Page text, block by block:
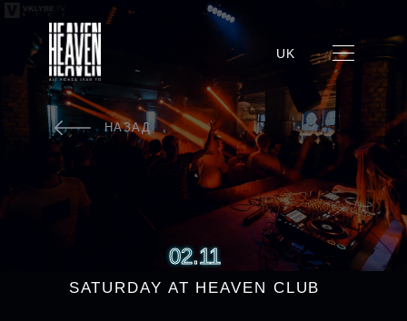
UK
НАЗАД
02.11
SATURDAY AT HEAVEN CLUB